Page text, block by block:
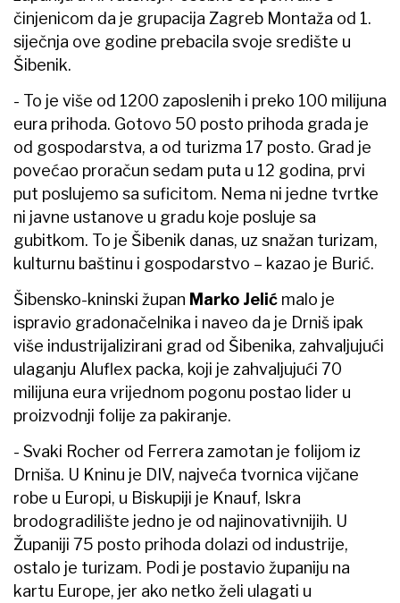
činjenicom da je grupacija Zagreb Montaža od 1.
siječnja ove godine prebacila svoje središte u
Šibenik.
- To je više od 1200 zaposlenih i preko 100 milijuna
eura prihoda. Gotovo 50 posto prihoda grada je
od gospodarstva, a od turizma 17 posto. Grad je
povećao proračun sedam puta u 12 godina, prvi
put poslujemo sa suficitom. Nema ni jedne tvrtke
ni javne ustanove u gradu koje posluje sa
gubitkom. To je Šibenik danas, uz snažan turizam,
kulturnu baštinu i gospodarstvo – kazao je Burić.
Šibensko-kninski župan Marko Jelić malo je
ispravio gradonačelnika i naveo da je Drniš ipak
više industrijalizirani grad od Šibenika, zahvaljujući
ulaganju Aluflex packa, koji je zahvaljujući 70
milijuna eura vrijednom pogonu postao lider u
proizvodnji folije za pakiranje.
- Svaki Rocher od Ferrera zamotan je folijom iz
Drniša. U Kninu je DIV, najveća tvornica vijčane
robe u Europi, u Biskupiji je Knauf, Iskra
brodogradilište jedno je od najinovativnijih. U
Županiji 75 posto prihoda dolazi od industrije,
ostalo je turizam. Podi je postavio županiju na
kartu Europe, jer ako netko želi ulagati u